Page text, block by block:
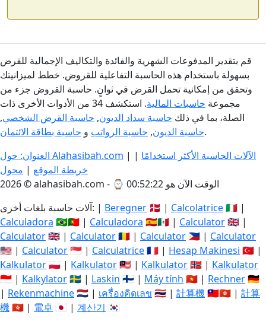
قم بتقدير المدفوعات الشهرية والفائدة والتكاليف الإجمالية للقرض
بسهولة باستخدام هذه الحاسبة التفاعلية للقروض. خطط لميزانيتك
وتحقق من إمكانية تحمل القرض في ثوانٍ. حاسبة القروض جزء من
مجموعة حاسبات المالية
. استكشف 34 من الأدوات الأخرى ذات
الصلة، بما في ذلك حاسبة سداد الديون, حاسبة القرض الشخصي,
حاسبة الديون, حاسبة الرواتب و حاسبة بطاقة الائتمان
.
العنوان: حول Alahasibah.com | الآلات الحاسبة الأكثر استخدامًا |
خريطة الموقع | محول
2026 © alahasibah.com - ⌚
الوقت الآن هو 00:52:23
آلات حاسبة بلغات أخرى: | Beregner 🇩🇰 | Calcolatrice🇮🇹 |
Calculadora 🇧🇷🇵🇹 | Calculadora 🇪🇸🇲🇽 | Calculator🇬🇧 |
Calculator🇬🇧 | Calculator🇷🇴 | Calculator 🇵🇭 | Calculator
🇺🇸 | Calculator🇸🇬 | Calculatrice🇫🇷 | Hesap Makinesi 🇹🇷 |
Kalkulator🇵🇱 | Kalkulator🇲🇾 | Kalkulator🇳🇴 | Kalkulator
🇮🇩 | Kalkylator🇸🇪 | Laskin 🇫🇮 | Máy tính 🇻🇳 | Rechner🇩🇪
| Rekenmachine🇳🇱 | เครื่องคิดเลข 🇹🇭 | 計算機🇹🇼🇭🇰 | 計算
機🇭🇰 | 電卓 🇯🇵 | 계산기 🇰🇷